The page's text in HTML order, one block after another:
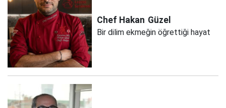
Chef Hakan Güzel
Bir dilim ekmeğin öğrettiği hayat